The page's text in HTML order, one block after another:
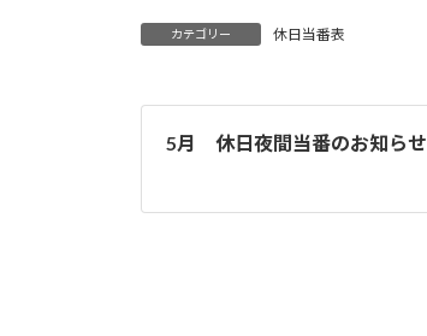
カテゴリー 休日当番表
5月 休日夜間当番のお知らせ